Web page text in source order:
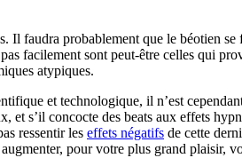
faudra probablement que le béotien
facilement sont peut-être celles qui
atypiques.
et technologique, il n’est
s’il concocte des beats aux effets
ressentir les effets négatifs de cette
pour votre plus grand plaisir,